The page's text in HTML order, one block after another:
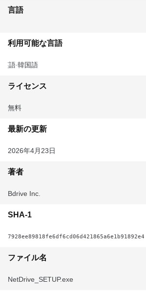
言語
利用可能な言語
英語 韓国語
ライセンス
無料
最新の更新
2026年4月23日
著者
Bdrive Inc.
SHA-1
7928ee89818fe6df6cd06d421865a6e1b91892e4
ファイル名
NetDrive_SETUP.exe